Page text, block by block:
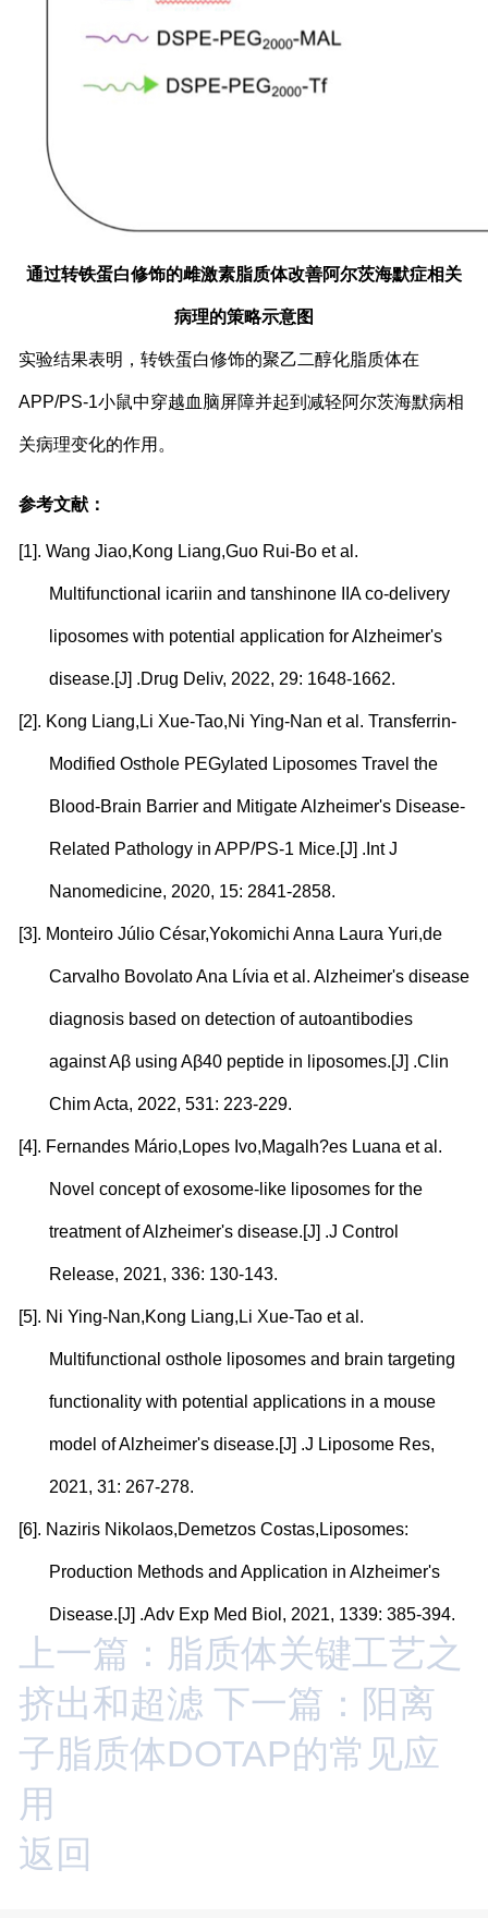
通过转铁蛋白修饰的雌激素脂质体改善阿尔茨海默症相关
病理的策略示意图
实验结果表明，转铁蛋白修饰的聚乙二醇化脂质体在
APP/PS-1小鼠中穿越血脑屏障并起到减轻阿尔茨海默病相
关病理变化的作用。
参考文献：
[1]. Wang Jiao,Kong Liang,Guo Rui-Bo et al.
Multifunctional icariin and tanshinone IIA co-delivery
liposomes with potential application for Alzheimer's
disease.[J] .Drug Deliv, 2022, 29: 1648-1662.
[2]. Kong Liang,Li Xue-Tao,Ni Ying-Nan et al. Transferrin-
Modified Osthole PEGylated Liposomes Travel the
Blood-Brain Barrier and Mitigate Alzheimer's Disease-
Related Pathology in APP/PS-1 Mice.[J] .Int J
Nanomedicine, 2020, 15: 2841-2858.
[3]. Monteiro Júlio César,Yokomichi Anna Laura Yuri,de
Carvalho Bovolato Ana Lívia et al. Alzheimer's disease
diagnosis based on detection of autoantibodies
against Aβ using Aβ40 peptide in liposomes.[J] .Clin
Chim Acta, 2022, 531: 223-229.
[4]. Fernandes Mário,Lopes Ivo,Magalh?es Luana et al.
Novel concept of exosome-like liposomes for the
treatment of Alzheimer's disease.[J] .J Control
Release, 2021, 336: 130-143.
[5]. Ni Ying-Nan,Kong Liang,Li Xue-Tao et al.
Multifunctional osthole liposomes and brain targeting
functionality with potential applications in a mouse
model of Alzheimer's disease.[J] .J Liposome Res,
2021, 31: 267-278.
[6]. Naziris Nikolaos,Demetzos Costas,Liposomes:
Production Methods and Application in Alzheimer's
Disease.[J] .Adv Exp Med Biol, 2021, 1339: 385-394.
上一篇：脂质体关键工艺之
挤出和超滤 下一篇：阳离
子脂质体DOTAP的常见应
用
返回